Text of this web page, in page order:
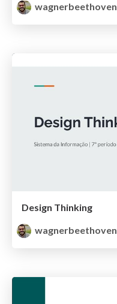
wagnerbeethoven
Design Thinking
wagnerbeethoven